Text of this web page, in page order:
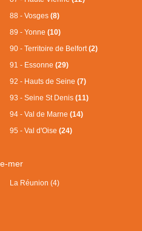
88 - Vosges (8)
89 - Yonne (10)
90 - Territoire de Belfort (2)
91 - Essonne (29)
92 - Hauts de Seine (7)
93 - Seine St Denis (11)
94 - Val de Marne (14)
95 - Val d'Oise (24)
mer
La Réunion (4)